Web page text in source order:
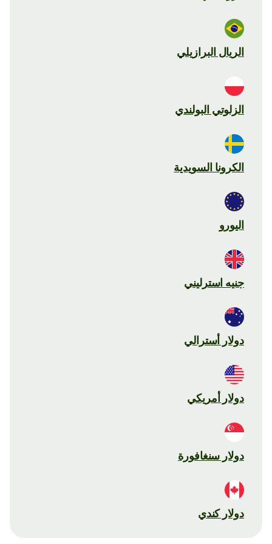
الريال البرازيلي
الزلوتي البولندي
الكرونا السويدية
اليورو
جنيه استرليني
دولار أسترالي
دولار أمريكي
دولار سنغافورة
دولار كندي